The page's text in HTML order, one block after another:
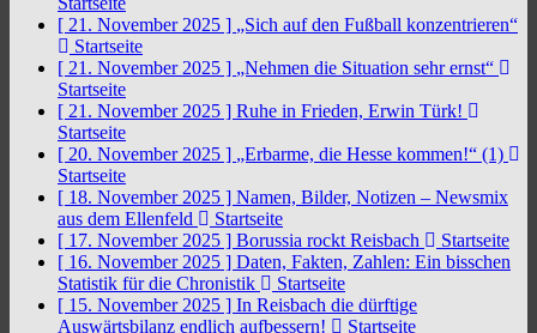
[ 21. November 2025 ] „Sich auf den Fußball konzentrieren“
Startseite
[ 21. November 2025 ] „Nehmen die Situation sehr ernst“
Startseite
[ 21. November 2025 ] Ruhe in Frieden, Erwin Türk!
Startseite
[ 20. November 2025 ] „Erbarme, die Hesse kommen!“ (1)
Startseite
[ 18. November 2025 ] Namen, Bilder, Notizen – Newsmix
aus dem Ellenfeld
Startseite
[ 17. November 2025 ] Borussia rockt Reisbach
Startseite
[ 16. November 2025 ] Daten, Fakten, Zahlen: Ein bisschen
Statistik für die Chronistik
Startseite
[ 15. November 2025 ] In Reisbach die dürftige
Auswärtsbilanz endlich aufbessern!
Startseite